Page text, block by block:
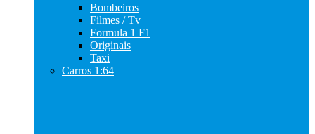
Bombeiros
Filmes / Tv
Formula 1 F1
Originais
Taxi
Carros 1:64